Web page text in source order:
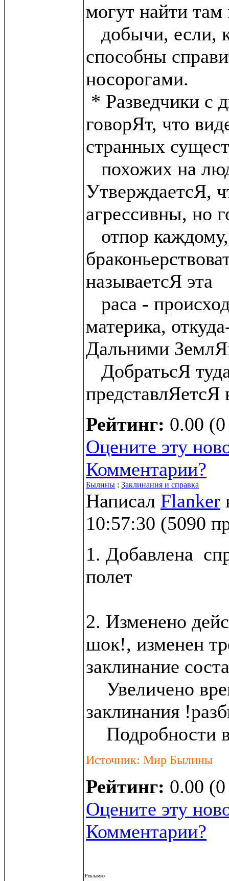
могут найти там
добычи, если,
способны
носорогами.
* Разведчики с
говорЯт, что
странных
похожих на
УтверждаетсЯ,
агрессивны, но
отпор
называетсЯ эта
раса -
материка,
Дальними
ДобратьсЯ
Рейтинг: 0.00
Оцените эту
Комментарии?
Былины : Заклинания и справка
Написал Flanker
10:57:30 (5090
1. Добавлена
полет
2. Изменено
шок!, изменен
заклинание
Увеличено
заклинания
Подробности
Источник: Мир Былины
Рейтинг: 0.00
Оцените эту
Комментарии?
Рекламко